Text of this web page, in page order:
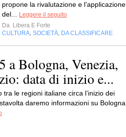
propone la rivalutazione e l’applicazione
del...
Leggere il seguito
Da Libera E Forte
CULTURA SOCIETÀ DA CLASSIFICARE
a Bologna, Venezia,
data di inizio e...
le regioni italiane circa l’inizio dei
daremo informazioni su